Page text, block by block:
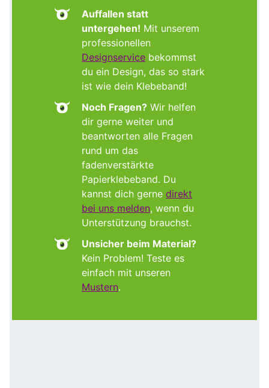
Auffallen statt
untergehen! Mit unserem
professionellen
Designservice bekommst
du ein Design, das so stark
ist wie dein Klebeband!
Noch Fragen? Wir helfen
dir gerne weiter und
beantworten alle Fragen
rund um das
fadenverstärkte
Papierklebeband. Du
kannst dich gerne direkt
bei uns melden, wenn du
Unterstützung brauchst.
Unsicher beim Material?
Kein Problem! Teste es
einfach mit unseren
Mustern.